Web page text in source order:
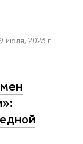
июля, 2023 г.